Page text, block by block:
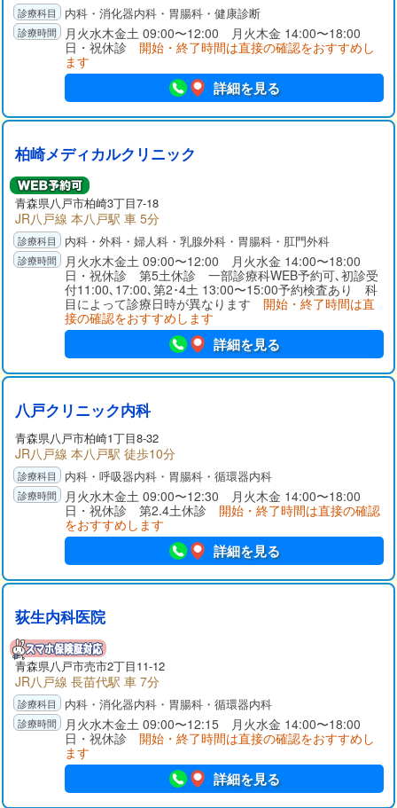
内科・消化器内科・胃腸科・健康診断
月火水木金土 09:00〜12:00 月火木金 14:00〜18:00
日・祝休診 開始・終了時間は直接の確認をおすすめし
ます
詳細を見る
柏崎メディカルクリニック
青森県八戸市柏崎3丁目7-18
JR八戸線 本八戸駅 車 5分
内科・外科・婦人科・乳腺外科・胃腸科・肛門外科
月火水木金土 09:00〜12:00 月火水金 14:00〜18:00
日・祝休診 第5土休診 一部診療科WEB予約可､初診受
付11:00､17:00､第2･4土 13:00〜15:00予約検査あり 科
目によって診療日時が異なります 開始・終了時間は直
接の確認をおすすめします
詳細を見る
八戸クリニック内科
青森県八戸市柏崎1丁目8-32
JR八戸線 本八戸駅 徒歩10分
内科・呼吸器内科・胃腸科・循環器内科
月火水木金土 09:00〜12:30 月火木金 14:00〜18:00
日・祝休診 第2.4土休診 開始・終了時間は直接の確認
をおすすめします
詳細を見る
荻生内科医院
青森県八戸市売市2丁目11-12
JR八戸線 長苗代駅 車 7分
内科・消化器内科・胃腸科・循環器内科
月火水木金土 09:00〜12:15 月火水金 14:00〜18:00
日・祝休診 開始・終了時間は直接の確認をおすすめし
ます
詳細を見る